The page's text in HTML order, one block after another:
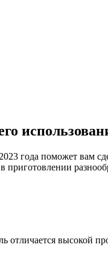
года поможет вам
высокой